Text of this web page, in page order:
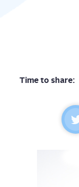
Time to share: